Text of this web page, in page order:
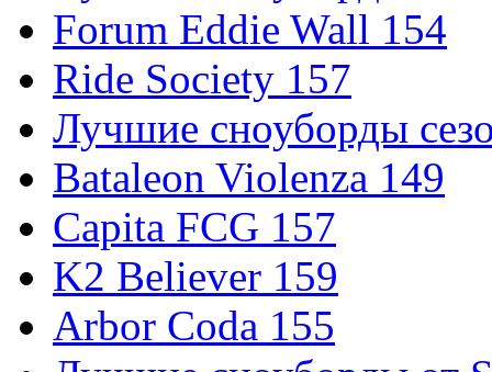
Forum Eddie Wall 154
Ride Society 157
Лучшие сноуборды
Bataleon Violenza 149
Capita FCG 157
K2 Believer 159
Arbor Coda 155